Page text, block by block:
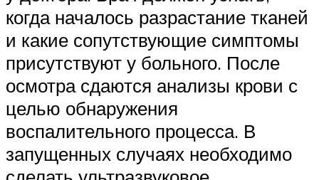
когда началось разрастание тканей
и какие сопутствующие симптомы
присутствуют у больного. После
осмотра сдаются анализы крови с
целью обнаружения
воспалительного процесса. В
запущенных случаях необходимо